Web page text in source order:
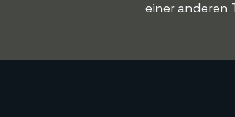
einer anderen